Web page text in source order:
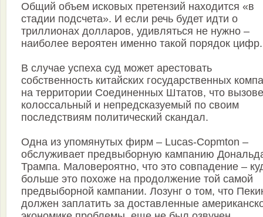
Общий объем исковых претензий находится «в
стадии подсчета». И если речь будет идти о
триллионах долларов, удивляться не нужно –
наиболее вероятен именно такой порядок цифр.
В случае успеха суд может арестовать
собственность китайских государственных
на территории Соединенных Штатов, что
колоссальный и непредсказуемый по своим
последствиям политический скандал.
Одна из упомянутых фирм – Lucas-Copmton –
обслуживает предвыборную кампанию
Трампа. Маловероятно, что это совпадение –
больше это похоже на продолжение той самой
предвыборной кампании. Лозунг о том, что
должен заплатить за доставленные